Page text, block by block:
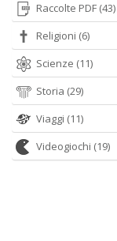
Raccolte PDF (43)
Religioni (6)
Scienze (11)
Storia (29)
Viaggi (11)
Videogiochi (19)